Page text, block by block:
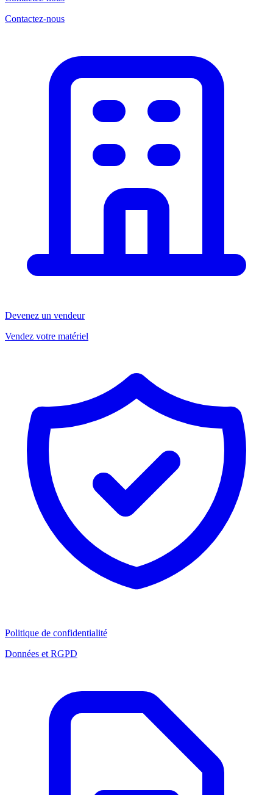
Contactez-nous
Devenez un vendeur
Vendez votre matériel
Politique de confidentialité
Données et RGPD